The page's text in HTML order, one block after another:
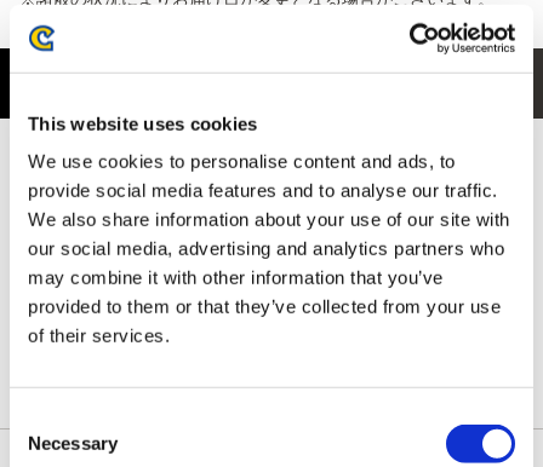
This website uses cookies
We use cookies to personalise content and ads, to
provide social media features and to analyse our traffic.
We also share information about your use of our site with
our social media, advertising and analytics partners who
may combine it with other information that you’ve
provided to them or that they’ve collected from your use
of their services.
Selection
Necessary
フロントには、モンスターからお肉を抱えて逃げるアイルーたち
の姿を、かわいらしくユーモラスにデザイン。
思わずクスッとするような、ハンターの世界の日常を切り取った
ワンシーンが魅力です。
さらに背ネック下には、ハンターの拠点となる簡易キャンプをさ
りげなく配置。
前後で物語性を感じられる、ファンにはたまらないデザインに仕
上がっています。